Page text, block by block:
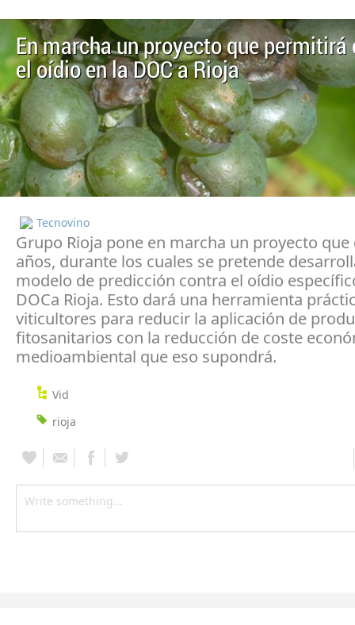
En marcha un proyecto que
el oídio en la DOC a Rioja
Tecnovino
Grupo Rioja pone en marcha un proyecto
años, durante los cuales se pretende
modelo de predicción contra el oídio
DOCa Rioja. Esto dará una herramienta
viticultores para reducir la aplicación de
fitosanitarios con la reducción de coste
medioambiental que eso supondrá.
Vid
rioja